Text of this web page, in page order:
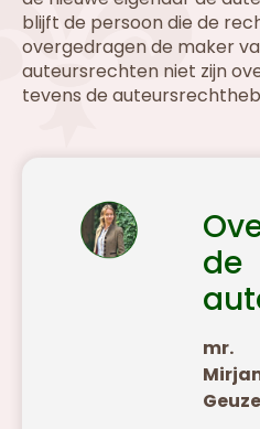
blijft de persoon die de
overgedragen de maker
auteursrechten niet zijn
tevens de
de
mr.
Geuze